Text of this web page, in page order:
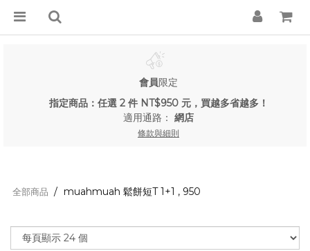
會員限定
指定商品：任選 2 件 NT$950 元，買越多省越多！
適用通路： 網店
條款與細則
全部商品 muahmuah 鬆餅短T 1+1 , 950